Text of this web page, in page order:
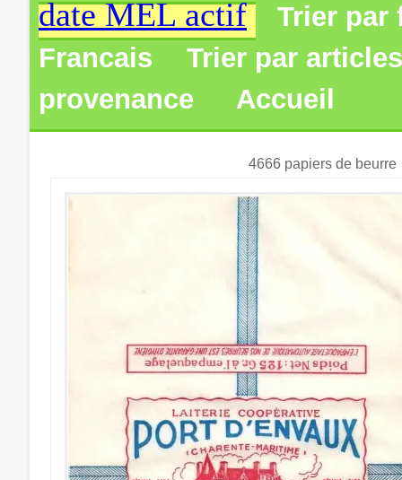
date MEL actif
Trier par
Francais
Trier par
provenance
Accueil
4666 papiers de beurre